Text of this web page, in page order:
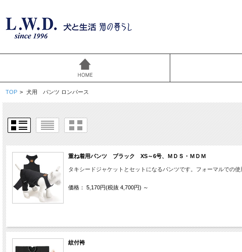
TOP > 犬用 パンツ ロンパース
重ね着用パンツ ブラック XS～6号、ＭＤＳ・ＭＤＭ
タキシードジャケットとセットになるパンツです。フォーマルでの
価格： 5,170円(税抜 4,700円) ～
紋付袴